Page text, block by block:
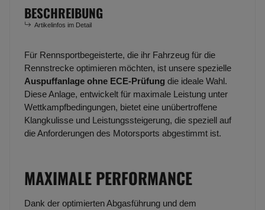
BESCHREIBUNG
Artikelinfos im Detail
Für Rennsportbegeisterte, die ihr Fahrzeug für die
Rennstrecke optimieren möchten, ist unsere spezielle
Auspuffanlage ohne ECE-Prüfung die ideale Wahl.
Diese Anlage, entwickelt für maximale Leistung unter
Wettkampfbedingungen, bietet eine unübertroffene
Klangkulisse und Leistungssteigerung, die speziell auf
die Anforderungen des Motorsports abgestimmt ist.
MAXIMALE PERFORMANCE
Dank der optimierten Abgasführung und dem